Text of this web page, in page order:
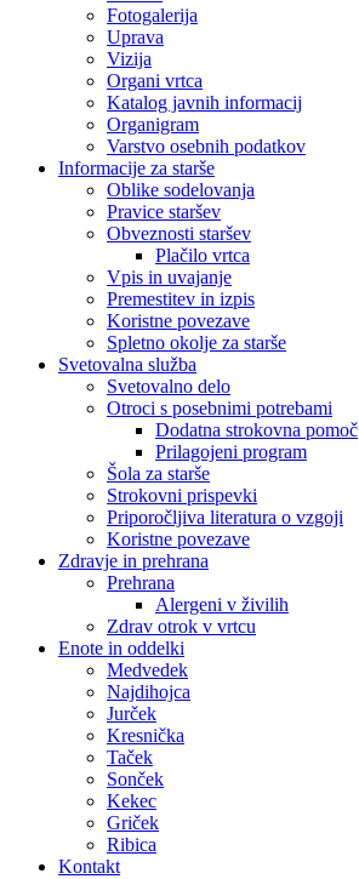
Fotogalerija
Uprava
Vizija
Organi vrtca
Katalog javnih informacij
Organigram
Varstvo osebnih podatkov
Informacije za starše
Oblike sodelovanja
Pravice staršev
Obveznosti staršev
Plačilo vrtca
Vpis in uvajanje
Premestitev in izpis
Koristne povezave
Spletno okolje za starše
Svetovalna služba
Svetovalno delo
Otroci s posebnimi potrebami
Dodatna strokovna pomoč
Prilagojeni program
Šola za starše
Strokovni prispevki
Priporočljiva literatura o vzgoji
Koristne povezave
Zdravje in prehrana
Prehrana
Alergeni v živilih
Zdrav otrok v vrtcu
Enote in oddelki
Medvedek
Najdihojca
Jurček
Kresnička
Taček
Sonček
Kekec
Griček
Ribica
Kontakt